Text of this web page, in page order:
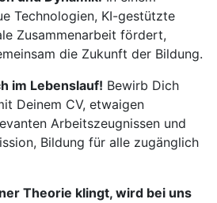
Technologien, KI-gestützte
Zusammenarbeit fördert,
die Zukunft der Bildung.
im Lebenslauf! Bewirb Dich
Deinem CV, etwaigen
Arbeitszeugnissen und
Bildung für alle zugänglich
Theorie klingt, wird bei uns